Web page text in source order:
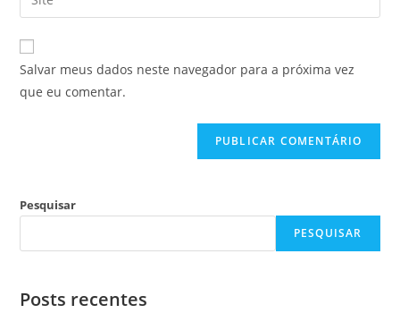
Salvar meus dados neste navegador para a próxima vez
que eu comentar.
Pesquisar
PESQUISAR
Posts recentes